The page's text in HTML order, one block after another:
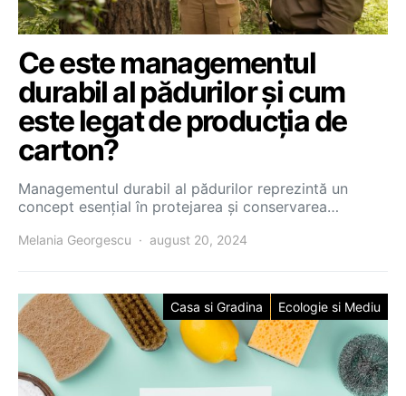
Ce este managementul
durabil al pădurilor și cum
este legat de producția de
carton?
Managementul durabil al pădurilor reprezintă un
concept esențial în protejarea și conservarea…
Melania Georgescu august 20, 2024
Casa si Gradina Ecologie si Mediu